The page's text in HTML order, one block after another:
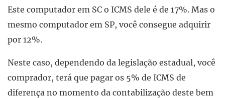
Este computador em SC o ICMS dele é de 17%. Mas o
mesmo computador em SP, você consegue adquirir
por 12%.
Neste caso, dependendo da legislação estadual, você
comprador, terá que pagar os 5% de ICMS de
diferença no momento da contabilização deste bem